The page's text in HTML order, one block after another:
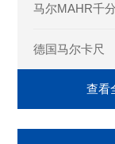
马尔MAHR千
德国马尔卡尺
查看